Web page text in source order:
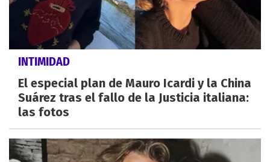
INTIMIDAD
El especial plan de Mauro Icardi y la China
Suárez tras el fallo de la Justicia italiana:
las fotos